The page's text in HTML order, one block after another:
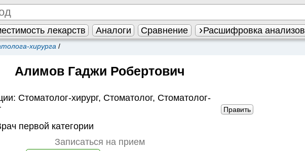
лекарств Аналоги Сравнение Расшифровка анализов
хирурга/
Алимов Гаджи Робертович
Стоматолог-хирург, Стоматолог, Стоматолог-
Править
первой категории
Записаться на прием